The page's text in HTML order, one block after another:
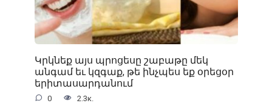
Կրկնեք այս պրոցեսը շաբաթը մեկ
անգամ եւ կզգաք, թե ինչպես եք օրեցօր
երիտասարդանում
0 2.3к.